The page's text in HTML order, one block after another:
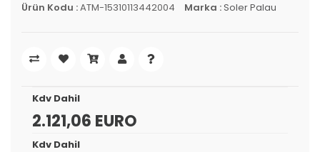
Ürün Kodu :ATM-15310113442004 Marka :Soler Palau
Kdv Dahil
2.121,06 EURO
Kdv Dahil